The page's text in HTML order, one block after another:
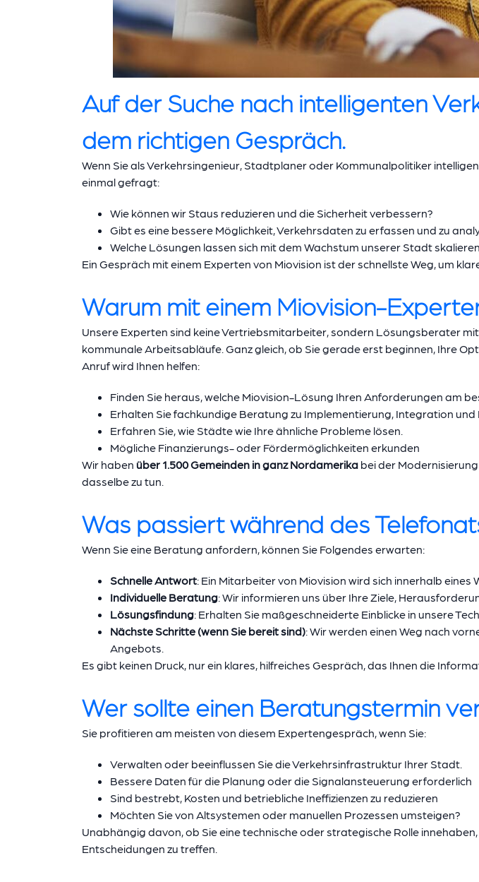
Auf der Suche nach intelligenten
dem richtigen Gespräch.
Wenn Sie als Verkehrsingenieur, Stadtplaner oder Kommunalpolitiker
einmal gefragt:
Wie können wir Staus reduzieren und die Sicherheit verbessern?
Gibt es eine bessere Möglichkeit, Verkehrsdaten zu erfassen und zu
Welche Lösungen lassen sich mit dem Wachstum unserer Stadt
Ein Gespräch mit einem Experten von Miovision ist der schnellste Weg, um
Warum mit einem Miovision-
Unsere Experten sind keine Vertriebsmitarbeiter, sondern Lösungsberater
kommunale Arbeitsabläufe. Ganz gleich, ob Sie gerade erst beginnen, Ihre
Anruf wird Ihnen helfen:
Finden Sie heraus, welche Miovision-Lösung Ihren Anforderungen am
Erhalten Sie fachkundige Beratung zu Implementierung, Integration und
Erfahren Sie, wie Städte wie Ihre ähnliche Probleme lösen.
Mögliche Finanzierungs- oder Fördermöglichkeiten erkunden
Wir habenüber 1.500 Gemeinden in ganz Nordamerika bei der
dasselbe zu tun.
Was passiert während des
Wenn Sie eine Beratung anfordern, können Sie Folgendes erwarten:
Schnelle Antwort: Ein Mitarbeiter von Miovision wird sich innerhalb eines
Individuelle Beratung: Wir informieren uns über Ihre Ziele,
Lösungsfindung: Erhalten Sie maßgeschneiderte Einblicke in unsere
Nächste Schritte (wenn Sie bereit sind): Wir werden einen Weg nach
Angebots.
Es gibt keinen Druck, nur ein klares, hilfreiches Gespräch, das Ihnen die
Wer sollte einen Beratungstermin
Sie profitieren am meisten von diesem Expertengespräch, wenn Sie:
Verwalten oder beeinflussen Sie die Verkehrsinfrastruktur Ihrer Stadt.
Bessere Daten für die Planung oder die Signalansteuerung erforderlich
Sind bestrebt, Kosten und betriebliche Ineffizienzen zu reduzieren
Möchten Sie von Altsystemen oder manuellen Prozessen umsteigen?
Unabhängig davon, ob Sie eine technische oder strategische Rolle
Entscheidungen zu treffen.